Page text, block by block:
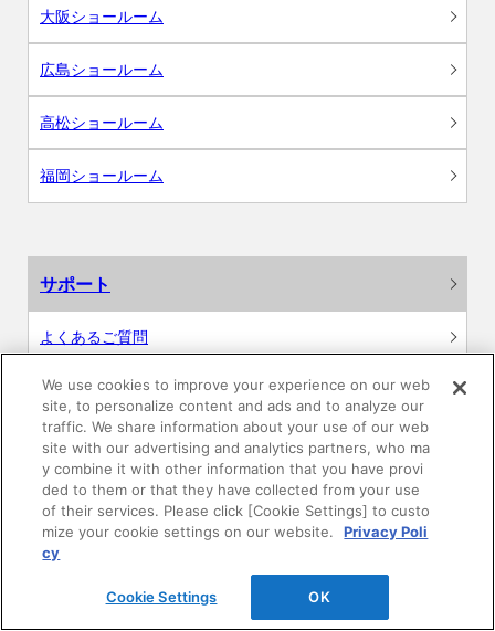
大阪ショールーム
広島ショールーム
高松ショールーム
福岡ショールーム
サポート
よくあるご質問
カタログ閲覧・資料請求
各種データダウンロード
WEB見積・各種シミュレーション
交換用部品の購入
修理・点検
We use cookies to improve your experience on our web
site, to personalize content and ads and to analyze our
traffic. We share information about your use of our web
site with our advertising and analytics partners, who ma
y combine it with other information that you have provi
ded to them or that they have collected from your use
of their services. Please click [Cookie Settings] to custo
mize your cookie settings on our website.
Privacy Poli
cy
Cookie Settings OK